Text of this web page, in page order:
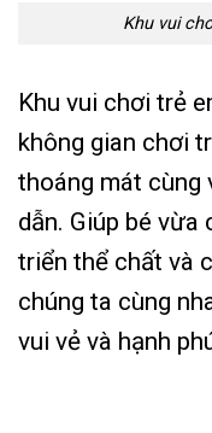
Khu vui
Khu vui chơi trẻ
không gian chơi
thoáng mát cùng
dẫn. Giúp bé vừa
triển thể chất và
chúng ta cùng
vui vẻ và hạnh